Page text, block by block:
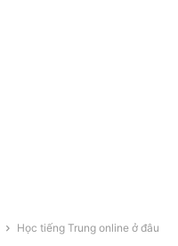
Học tiếng Trung online ở đâu